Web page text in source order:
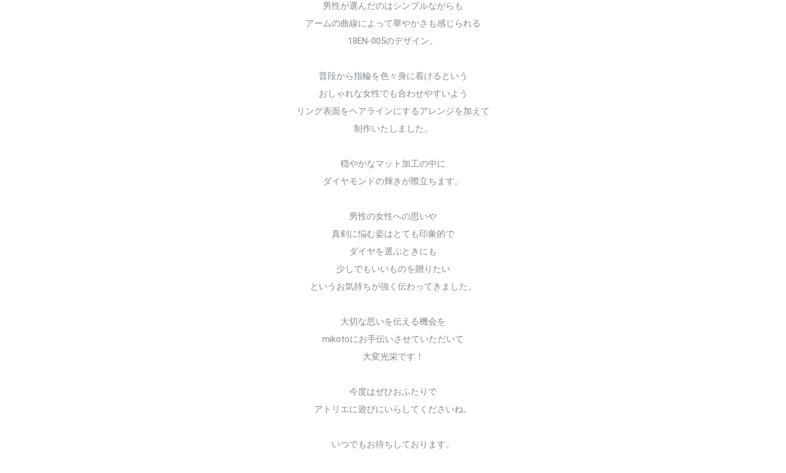
男性が選んだのはシンプルながらも
アームの曲線によって華やかさも感じられる
18EN-005のデザイン。
普段から指輪を色々身に着けるという
おしゃれな女性でも合わせやすいよう
リング表面をヘアラインにするアレンジを加えて
制作いたしました。
穏やかなマット加工の中に
ダイヤモンドの輝きが際立ちます。
男性の女性への思いや
真剣に悩む姿はとても印象的で
ダイヤを選ぶときにも
少しでもいいものを贈りたい
というお気持ちが強く伝わってきました。
大切な思いを伝える機会を
mikotoにお手伝いさせていただいて
大変光栄です！
今度はぜひおふたりで
アトリエに遊びにいらしてくださいね。
いつでもお待ちしております。